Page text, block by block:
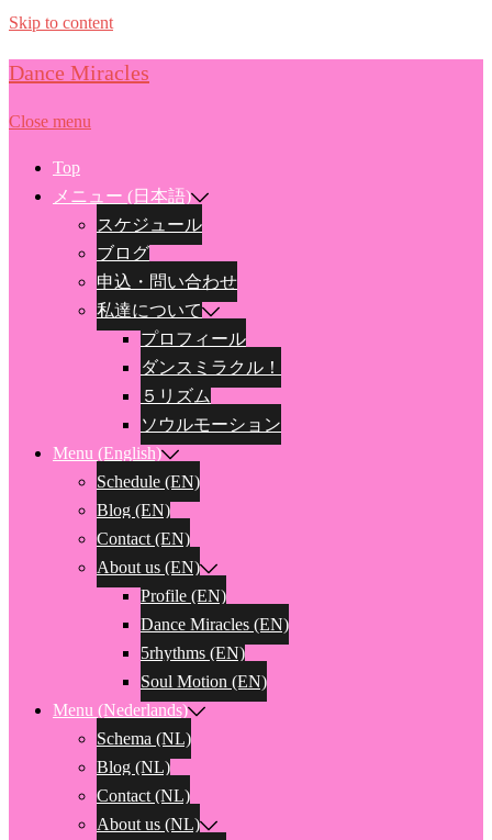
Skip to content
Dance Miracles
Close menu
Top
メニュー (日本語)
スケジュール
ブログ
申込・問い合わせ
私達について
プロフィール
ダンスミラクル！
５リズム
ソウルモーション
Menu (English)
Schedule (EN)
Blog (EN)
Contact (EN)
About us (EN)
Profile (EN)
Dance Miracles (EN)
5rhythms (EN)
Soul Motion (EN)
Menu (Nederlands)
Schema (NL)
Blog (NL)
Contact (NL)
About us (NL)